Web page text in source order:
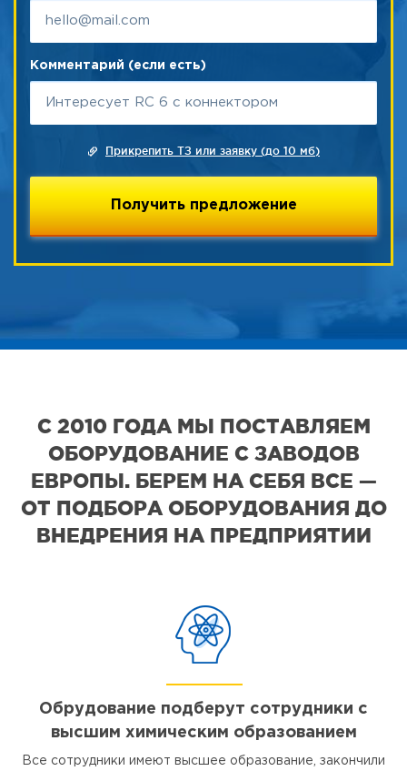
Комментарий (если есть)
Прикрепить ТЗ или заявку (до 10 мб)
С 2010 ГОДА МЫ ПОСТАВЛЯЕМ
ОБОРУДОВАНИЕ С ЗАВОДОВ
ЕВРОПЫ. БЕРЕМ НА СЕБЯ ВСЕ —
ОТ ПОДБОРА ОБОРУДОВАНИЯ ДО
ВНЕДРЕНИЯ НА ПРЕДПРИЯТИИ
Обрудование подберут сотрудники с
высшим химическим образованием
Все сотрудники имеют высшее образование, закончили